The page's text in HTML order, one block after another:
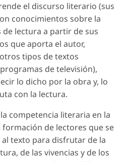
el discurso literario (sus
conocimientos sobre la
lectura a partir de sus
que aporta el autor,
tipos de textos
de televisión),
lo dicho por la obra y, lo
con la lectura.
competencia literaria en la
formación de lectores que se
texto para disfrutar de la
de las vivencias y de los